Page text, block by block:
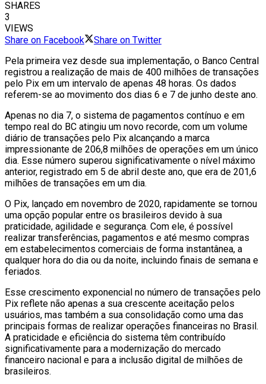
SHARES
3
VIEWS
Share on Facebook
Share on Twitter
Pela primeira vez desde sua implementação, o Banco Central
registrou a realização de mais de 400 milhões de transações
pelo Pix em um intervalo de apenas 48 horas. Os dados
referem-se ao movimento dos dias 6 e 7 de junho deste ano.
Apenas no dia 7, o sistema de pagamentos contínuo e em
tempo real do BC atingiu um novo recorde, com um volume
diário de transações pelo Pix alcançando a marca
impressionante de 206,8 milhões de operações em um único
dia. Esse número superou significativamente o nível máximo
anterior, registrado em 5 de abril deste ano, que era de 201,6
milhões de transações em um dia.
O Pix, lançado em novembro de 2020, rapidamente se tornou
uma opção popular entre os brasileiros devido à sua
praticidade, agilidade e segurança. Com ele, é possível
realizar transferências, pagamentos e até mesmo compras
em estabelecimentos comerciais de forma instantânea, a
qualquer hora do dia ou da noite, incluindo finais de semana e
feriados.
Esse crescimento exponencial no número de transações pelo
Pix reflete não apenas a sua crescente aceitação pelos
usuários, mas também a sua consolidação como uma das
principais formas de realizar operações financeiras no Brasil.
A praticidade e eficiência do sistema têm contribuído
significativamente para a modernização do mercado
financeiro nacional e para a inclusão digital de milhões de
brasileiros.